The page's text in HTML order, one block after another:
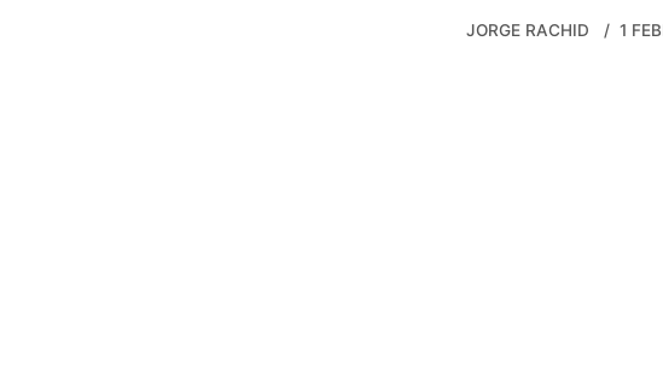
JORGE RACHID 1